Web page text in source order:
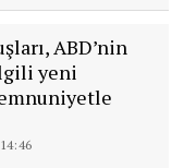
ABD’nin
yeni